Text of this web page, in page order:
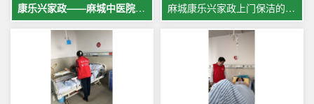
康乐兴家政——麻城中医院专业护工服务，让爱与专业同行 麻城康乐兴家政上门保洁的案例